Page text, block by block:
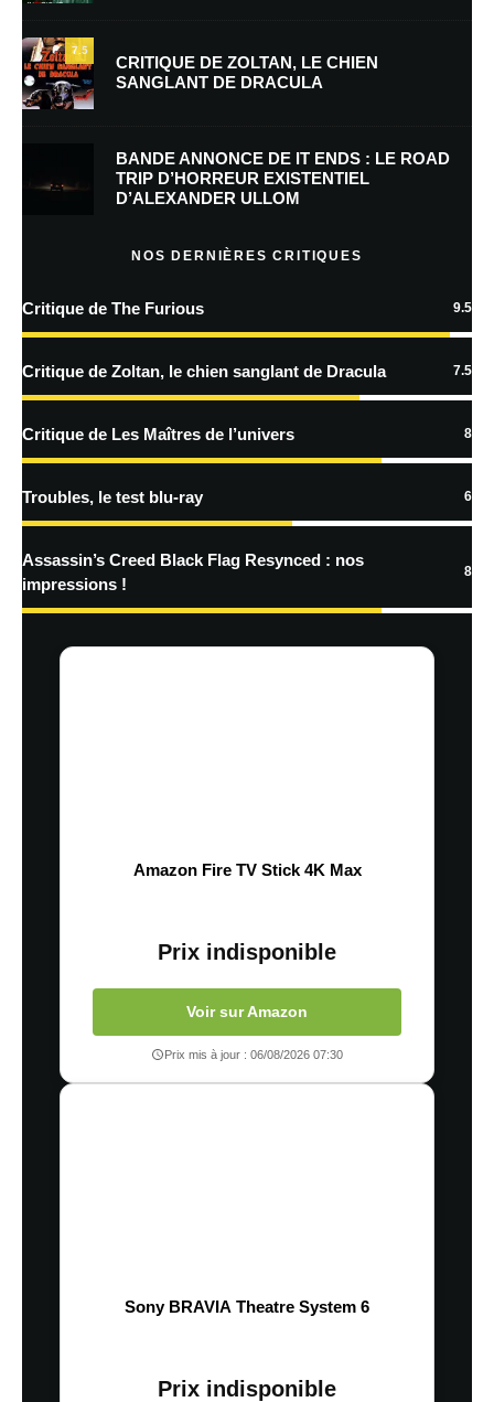
Enregistrer mon nom, mon e-mail et mon site dans le navigateur pour
mon prochain commentaire.
Prévenez-moi de tous les nouveaux commentaires par e-mail.
En savoir
traitées
7.5
CRITIQUE DE ZOLTAN, LE CHIEN
SANGLANT DE DRACULA
BANDE ANNONCE DE IT ENDS : LE ROAD
TRIP D’HORREUR EXISTENTIEL
D’ALEXANDER ULLOM
NOS DERNIÈRES CRITIQUES
Critique de The Furious 9.5
Critique de Zoltan, le chien sanglant de Dracula 7.5
Critique de Les Maîtres de l’univers 8
Troubles, le test blu-ray 6
Assassin’s Creed Black Flag Resynced : nos
impressions !
8
Amazon Fire TV Stick 4K Max
Prix indisponible
Voir sur Amazon
Prix mis à jour : 06/08/2026 07:30
Sony BRAVIA Theatre System 6
Prix indisponible